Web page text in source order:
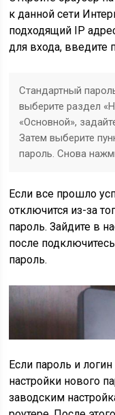
к данной сети
подходящий IP
для входа, введите
Стандартный
выберите раздел
«Основной»,
Затем выберите
пароль. Снова
Если все прошло
отключится из-за
пароль. Зайдите в
после
пароль.
Если пароль и
настройки нового
заводским